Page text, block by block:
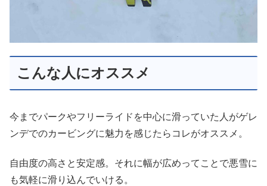
こんな人にオススメ
今までパークやフリーライドを中心に滑っていた人がゲレ
ンデでのカービングに魅力を感じたらコレがオススメ。
自由度の高さと安定感。それに幅が広めってことで悪雪に
も気軽に滑り込んでいける。